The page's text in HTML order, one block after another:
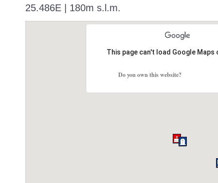
25.486E | 180m s.l.m.
This page can't load Google
Do you own this website?